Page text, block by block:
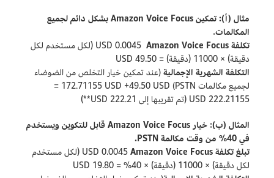
مثال (أ): تمكين Amazon Voice Focus بشكل دائم لجميع
المكالمات.
تكلفة Amazon Voice Focus ‏
0.0045 USD (لكل مستخدم لكل
دقيقة) × 11000 (دقيقة) = 49.50 USD
التكلفة الشهرية الإجمالية(عند تمكين خيار التخلص من الضوضاء
لجميع مكالمات PSTN) 172.71155 USD +49.50 USD =‏
222.21155 USD (تم تقريبها إلى 222.21 USD**)
المثال (ب): خيار Amazon Voice Focus قابل للتكوين ويستخدم
في 40% من وقت مكالمة PSTN.
تبلغ تكلفة Amazon Voice Focus ‏
0.0045 USD (لكل مستخدم
لكل دقيقة) × 11000 (دقيقة) × 40% = 19.80 USD